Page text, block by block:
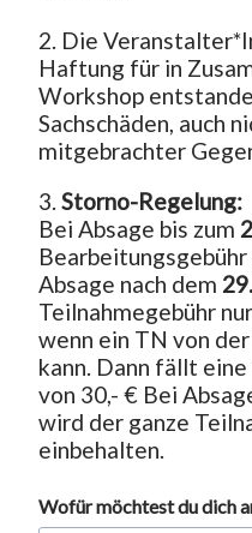
2. Die
Haftung für in
Workshop
Sachschäden, auch
mitgebrachter
3. Storno-Regelung:
Bei Absage bis zum
Bearbeitungsgebühr
Absage nach dem
Teilnahmegebühr
wenn ein TN von
kann. Dann fällt
von 30,- € Bei
wird der ganze
einbehalten.
Wofür möchtest du dich